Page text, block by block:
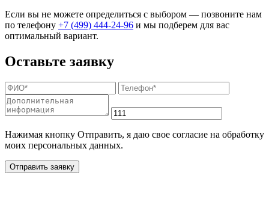
Если вы не можете определиться с выбором — позвоните нам
по телефону +7 (499) 444-24-96 и мы подберем для вас
оптимальный вариант.
Оставьте заявку
Нажимая кнопку Отправить, я даю свое согласие на обработку
моих персональных данных.
Отправить заявку